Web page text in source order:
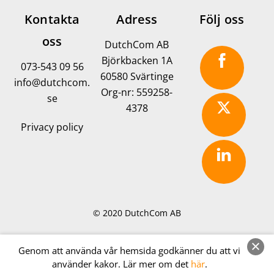
Kontakta
oss
073-543 09 56
info@dutchcom.
se
Privacy policy
Adress
DutchCom AB
Björkbacken 1A
60580 Svärtinge
Org-nr: 559258-
4378
Följ oss
© 2020 DutchCom AB
Genom att använda vår hemsida godkänner du att vi
använder kakor. Lär mer om det här.